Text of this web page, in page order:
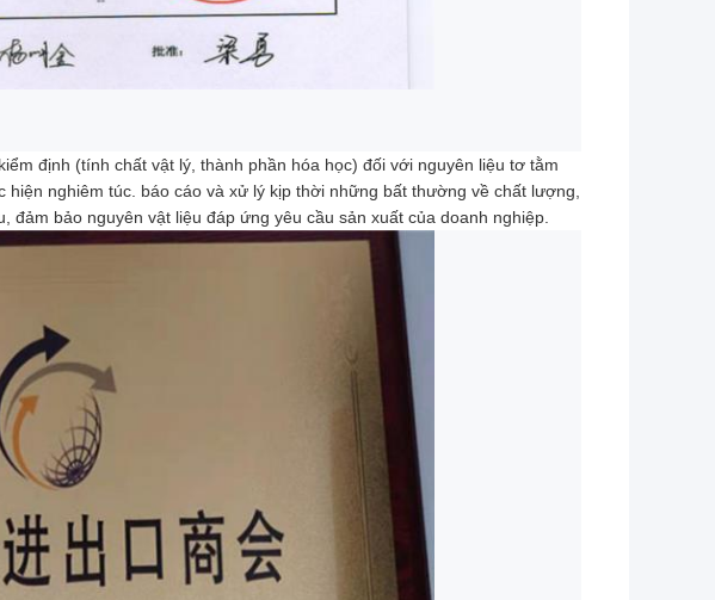
định (tính chất vật lý, thành phần hóa học) đối với nguyên liệu tơ tằm
hiện nghiêm túc. báo cáo và xử lý kịp thời những bất thường về chất lượng,
đảm bảo nguyên vật liệu đáp ứng yêu cầu sản xuất của doanh nghiệp.